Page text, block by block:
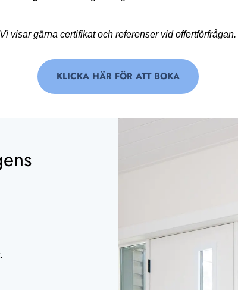
Vi visar gärna certifikat och referenser vid offertförfrågan.
KLICKA HÄR FÖR ATT BOKA